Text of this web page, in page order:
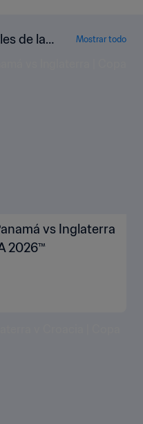
de la
202
Mostrar todo
vs Inglaterra
2026™